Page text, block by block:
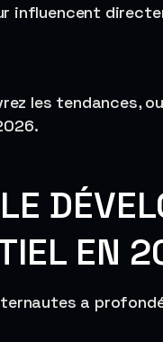
influencent
les tendances,
EN
a